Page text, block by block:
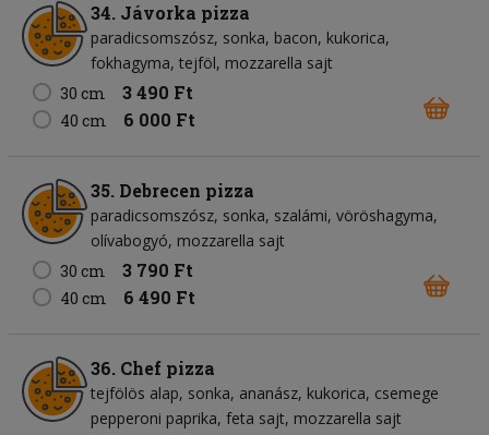
34. Jávorka pizza
paradicsomszósz sonka bacon kukorica
fokhagyma tejföl mozzarella sajt
30 cm
3 490 Ft
40 cm 6 000 Ft
35. Debrecen pizza
paradicsomszósz sonka szalámi vöröshagyma
olívabogyó mozzarella sajt
30 cm
3 790 Ft
40 cm 6 490 Ft
36. Chef pizza
tejfölös alap sonka ananász kukorica csemege
pepperoni paprika feta sajt mozzarella sajt